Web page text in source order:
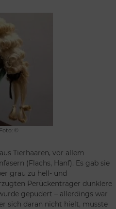
©
Tierhaaren, vor allem
(Flachs, Hanf). Es gab sie
grau zu hell- und
Perückenträger dunklere
gepudert – allerdings war
sich daran nicht hielt, musste